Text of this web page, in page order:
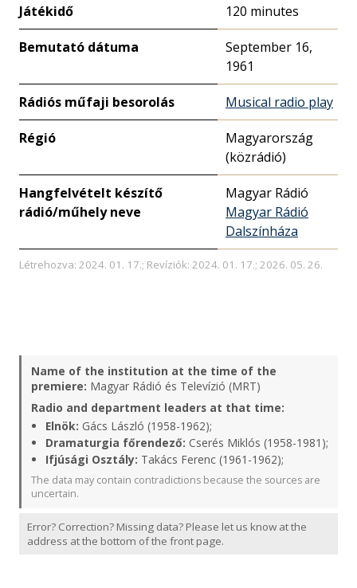
Játékidő 120 minutes
Bemutató dátuma
September 16,
1961
Rádiós műfaji besorolás Musical radio play
Régió
Magyarország
(közrádió)
Hangfelvételt készítő
rádió/műhely neve
Magyar Rádió
Magyar Rádió
Dalszínháza
Létrehozva: 2024. 01. 17.; Revíziók: 2024. 01. 17.; 2026. 05. 26.
Name of the institution at the time of the
premiere: Magyar Rádió és Televízió (MRT)
Radio and department leaders at that time:
Elnök: Gács László (1958-1962);
Dramaturgia főrendező: Cserés Miklós (1958-1981);
Ifjúsági Osztály: Takács Ferenc (1961-1962);
The data may contain contradictions because the sources are
uncertain.
Error? Correction? Missing data? Please let us know at the
address at the bottom of the front page.